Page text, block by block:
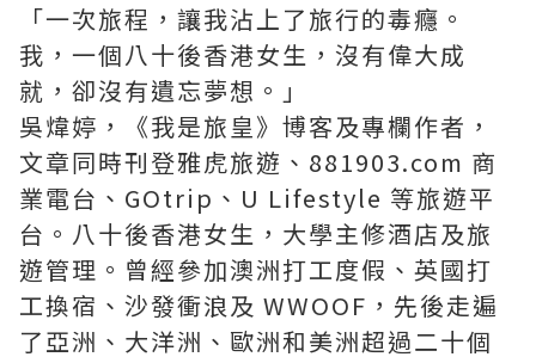
「一次旅程，讓我沾上了旅行的毒癮。
我，一個八十後香港女生，沒有偉大成
就，卻沒有遺忘夢想。」
吳煒婷，《我是旅皇》博客及專欄作者，
文章同時刊登雅虎旅遊、881903.com 商
業電台、GOtrip、U Lifestyle 等旅遊平
台。八十後香港女生，大學主修酒店及旅
遊管理。曾經參加澳洲打工度假、英國打
工換宿、沙發衝浪及 WWOOF，先後走遍
了亞洲、大洋洲、歐洲和美洲超過二十個